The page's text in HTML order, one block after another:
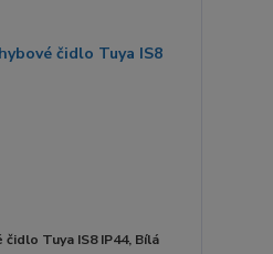
Tuya IS8 IP44, Bílá